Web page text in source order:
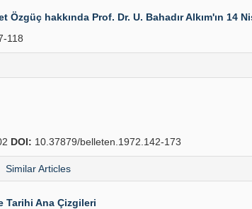
hakkında Prof. Dr. U. Bahadır Alkım'ın
118
DOI: 10.37879/belleten.1972.142-173
Similar Articles
Tarihi Ana Çizgileri